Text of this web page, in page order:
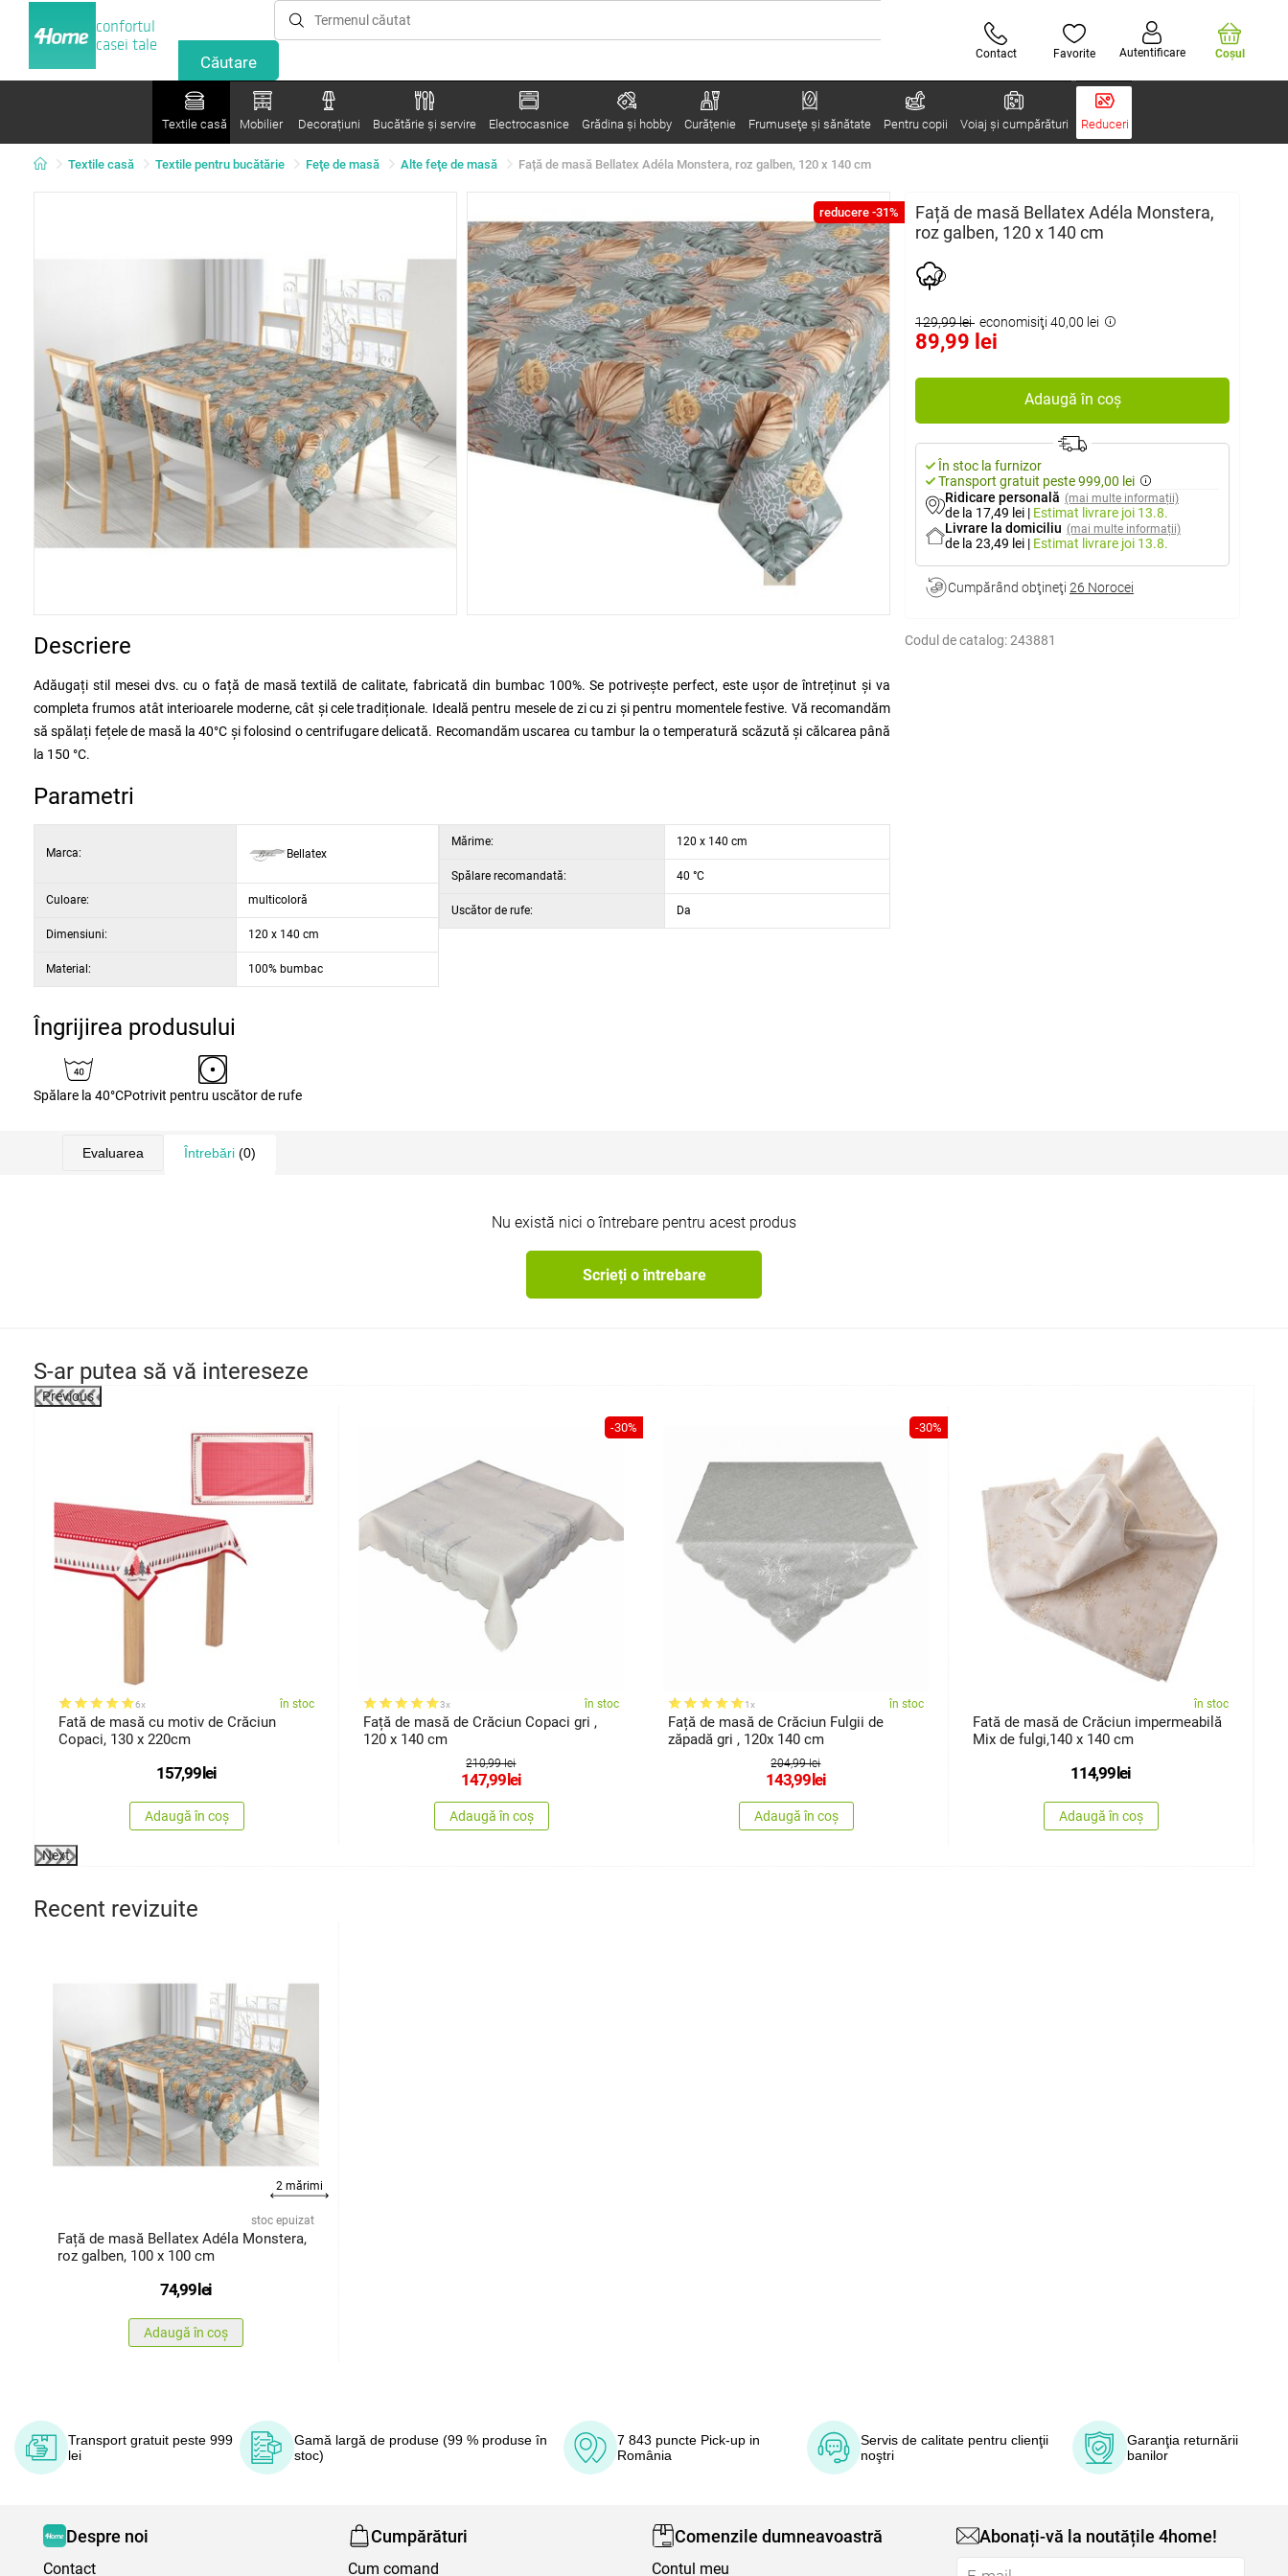
confortul
casei tale
Contact Favorite Autentificare Coşul
Textile casă Mobilier Decorațiuni Bucătărie și servire Electrocasnice Grădina şi hobby Curățenie Frumuseţe şi sănătate Pentru copii Voiaj și cumpărături Reduceri
Textile casă Textile pentru bucătărie Feţe de masă Alte feţe de masă Față de masă Bellatex Adéla Monstera, roz galben, 120 x 140 cm
reducere -31%
Față de masă Bellatex Adéla Monstera,
roz galben, 120 x 140 cm
129,99 lei economisiţi 40,00 lei
89,99 lei
Adaugă în coș
În stoc la furnizor
Transport gratuit peste 999,00 lei
Ridicare personală (mai multe informații)
de la 17,49 lei | Estimat livrare joi 13.8.
Livrare la domiciliu (mai multe informații)
de la 23,49 lei | Estimat livrare joi 13.8.
Cumpărând obţineţi 26 Norocei
Codul de catalog:243881
Descriere
Adăugați stil mesei dvs. cu o față de masă textilă de calitate, fabricată din bumbac 100%. Se potrivește perfect, este ușor de întreținut și va
completa frumos atât interioarele moderne, cât și cele tradiționale. Ideală pentru mesele de zi cu zi și pentru momentele festive. Vă recomandăm
să spălați fețele de masă la 40°C și folosind o centrifugare delicată. Recomandăm uscarea cu tambur la o temperatură scăzută și călcarea până
la 150 °C.
Parametri
Marca: Bellatex
Culoare: multicoloră
Dimensiuni: 120 x 140 cm
Material: 100% bumbac
Mărime: 120 x 140 cm
Spălare recomandată: 40 °C
Uscător de rufe: Da
Îngrijirea produsului
Spălare la 40°CPotrivit pentru uscător de rufe
Evaluarea Întrebări (0)
Nu există nici o întrebare pentru acest produs
Scrieți o întrebare
S-ar putea să vă intereseze
Previous
6x în stoc
Fată de masă cu motiv de Crăciun
Copaci, 130 x 220cm
157,99lei
Adaugă în coș
-30%
3x în stoc
Față de masă de Crăciun Copaci gri ,
120 x 140 cm
210,99 lei
147,99lei
Adaugă în coș
-30%
1x în stoc
Față de masă de Crăciun Fulgii de
zăpadă gri , 120x 140 cm
204,99 lei
143,99lei
Adaugă în coș
în stoc
Fată de masă de Crăciun impermeabilă
Mix de fulgi,140 x 140 cm
114,99lei
Adaugă în coș
Next
Recent revizuite
2 mărimi
stoc epuizat
Față de masă Bellatex Adéla Monstera,
roz galben, 100 x 100 cm
74,99lei
Adaugă în coș
Transport gratuit peste 999
lei
Gamă largă de produse (99 % produse în
stoc)
7 843 puncte Pick-up in
România
Servis de calitate pentru clienţii
noştri
Garanţia returnării
banilor
Despre noi
Contact
Cumpărături
Cum comand
Comenzile dumneavoastră
Contul meu
Abonați-vă la noutățile 4home!